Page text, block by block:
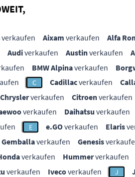
verkaufen Aixam verkaufen Alfa
Audiverkaufen Austinverkaufen
BMW Alpinaverkaufen
C Cadillacverkaufen
Chryslerverkaufen Citroenverkaufen
verkaufen Daihatsu verkaufen
E e.GOverkaufen Elaris
Gemballaverkaufen Genesis
verkaufen Hummerverkaufen
verkaufen Ivecoverkaufen J